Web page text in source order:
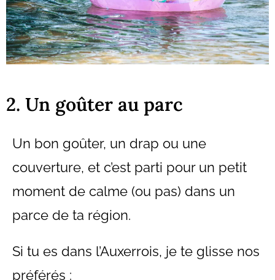
2. Un goûter au parc
Un bon goûter, un drap ou une
couverture, et c’est parti pour un petit
moment de calme (ou pas) dans un
parce de ta région.
Si tu es dans l’Auxerrois, je te glisse nos
préférés :